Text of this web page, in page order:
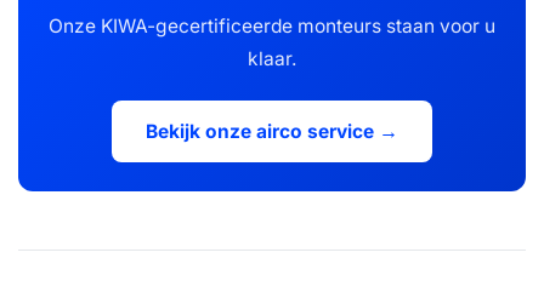
Onze KIWA-gecertificeerde monteurs staan voor u
klaar.
Bekijk onze airco service →